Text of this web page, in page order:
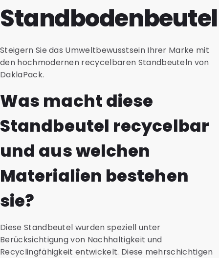
Standbodenbeutel
Steigern Sie das Umweltbewusstsein Ihrer Marke mit
den hochmodernen recycelbaren Standbeuteln von
DaklaPack.
Was macht diese
Standbeutel recycelbar
und aus welchen
Materialien bestehen
sie?
Diese Standbeutel wurden speziell unter
Berücksichtigung von Nachhaltigkeit und
Recyclingfähigkeit entwickelt. Diese mehrschichtigen